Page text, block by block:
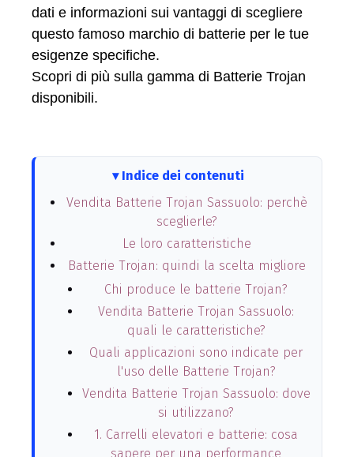
dati e informazioni sui vantaggi di scegliere
questo famoso marchio di batterie per le tue
esigenze specifiche.
Scopri di più sulla gamma di Batterie Trojan
disponibili.
Indice dei contenuti
Vendita Batterie Trojan Sassuolo: perchè
sceglierle?
Le loro caratteristiche
Batterie Trojan: quindi la scelta migliore
Chi produce le batterie Trojan?
Vendita Batterie Trojan Sassuolo:
quali le caratteristiche?
Quali applicazioni sono indicate per
l'uso delle Batterie Trojan?
Vendita Batterie Trojan Sassuolo: dove
si utilizzano?
1. Carrelli elevatori e batterie: cosa
sapere per una performance